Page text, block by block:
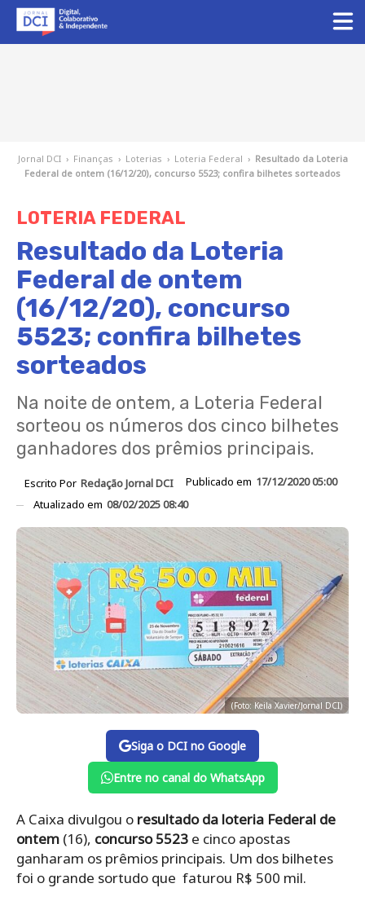
Jornal DCI › Finanças › Loterias › Loteria Federal › Resultado da Loteria
Federal de ontem (16/12/20), concurso 5523; confira bilhetes sorteados
LOTERIA FEDERAL
Resultado da Loteria
Federal de ontem
(16/12/20), concurso
5523; confira bilhetes
sorteados
Na noite de ontem, a Loteria Federal
sorteou os números dos cinco bilhetes
ganhadores dos prêmios principais.
Escrito Por Redação Jornal DCI Publicado em 17/12/2020 05:00
Atualizado em 08/02/2025 08:40
(Foto: Keila Xavier/Jornal DCI)
Siga o DCI no Google
Entre no canal do WhatsApp
A Caixa divulgou o resultado da loteria Federal de
ontem (16), concurso 5523 e cinco apostas
ganharam os prêmios principais. Um dos bilhetes
foi o grande sortudo que faturou R$ 500 mil.